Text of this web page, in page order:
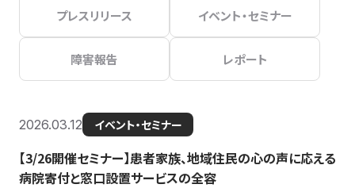
プレスリリース イベント・セミナー
障害報告 レポート
2026.03.12 イベント・セミナー
【3/26開催セミナー】患者家族、地域住民の心の声に応える
病院寄付と窓口設置サービスの全容